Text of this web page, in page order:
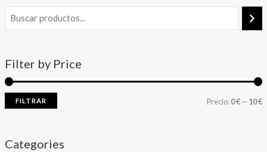
Filter by Price
FILTRAR Precio:0 €—10 €
Categories